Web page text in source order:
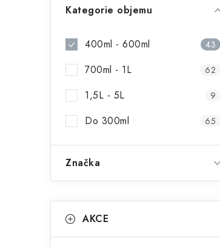
Kategorie objemu
400ml - 600ml 43
700ml - 1L 62
1,5L - 5L 9
Do 300ml 65
Značka
kategorie
a
AKCE